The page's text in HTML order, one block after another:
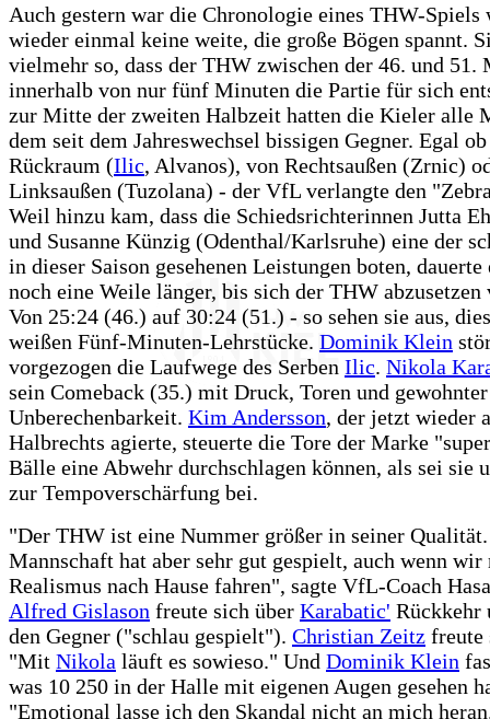
Auch gestern war die Chronologie eines THW-Spiels
wieder einmal keine weite, die große Bögen spannt.
vielmehr so, dass der THW zwischen der 46. und 51.
innerhalb von nur fünf Minuten die Partie für sich
zur Mitte der zweiten Halbzeit hatten die Kieler alle
dem seit dem Jahreswechsel bissigen Gegner. Egal
Rückraum (Ilic, Alvanos), von Rechtsaußen (Zrnic)
Linksaußen (Tuzolana) - der VfL verlangte den
Weil hinzu kam, dass die Schiedsrichterinnen Jutta
und Susanne Künzig (Odenthal/Karlsruhe) eine der
in dieser Saison gesehenen Leistungen boten, dauerte
noch eine Weile länger, bis sich der THW abzusetzen
Von 25:24 (46.) auf 30:24 (51.) - so sehen sie aus,
weißen Fünf-Minuten-Lehrstücke. Dominik Klein
vorgezogen die Laufwege des Serben Ilic. Nikola
sein Comeback (35.) mit Druck, Toren und gewohnter
Unberechenbarkeit. Kim Andersson, der jetzt wieder
Halbrechts agierte, steuerte die Tore der Marke
Bälle eine Abwehr durchschlagen können, als sei sie
zur Tempoverschärfung bei.
"Der THW ist eine Nummer größer in seiner
Mannschaft hat aber sehr gut gespielt, auch wenn
Realismus nach Hause fahren", sagte VfL-Coach
Alfred Gislason freute sich über Karabatic' Rückkehr
den Gegner ("schlau gespielt"). Christian Zeitz freute
"Mit Nikola läuft es sowieso." Und Dominik Klein
was 10 250 in der Halle mit eigenen Augen gesehen
"Emotional lasse ich den Skandal nicht an mich